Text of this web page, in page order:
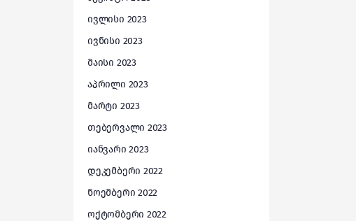
ივლისი 2023
ივნისი 2023
მაისი 2023
აპრილი 2023
მარტი 2023
თებერვალი 2023
იანვარი 2023
დეკემბერი 2022
ნოემბერი 2022
ოქტომბერი 2022